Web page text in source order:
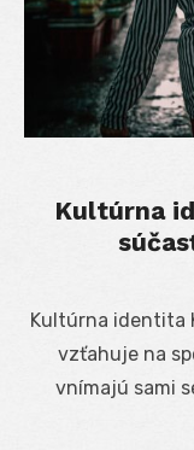
Kultúrna
Kultúrna identita
vzťahuje na
vnímajú sami